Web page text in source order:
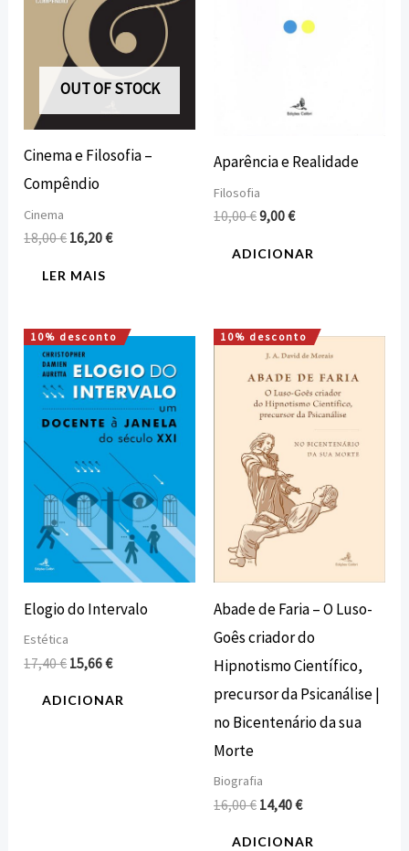
OUT OF STOCK
Cinema e Filosofia –
Compêndio
Cinema
18,00€ 16,20€
LER MAIS
Aparência e Realidade
Filosofia
10,00€9,00€
ADICIONAR
10% desconto
Elogio do Intervalo
Estética
17,40€
O
preço
original
era:
17,40 €.
15,66€
O
preço
atual
é:
15,66 €.
ADICIONAR
10% desconto
Abade de Faria – O Luso-
Goês criador do
Hipnotismo Científico,
precursor da Psicanálise |
no Bicentenário da sua
Morte
Biografia
16,00€
O
preço
original
era:
16,00 €.
14,40€
O
preço
atual
é:
14,40 €.
ADICIONAR